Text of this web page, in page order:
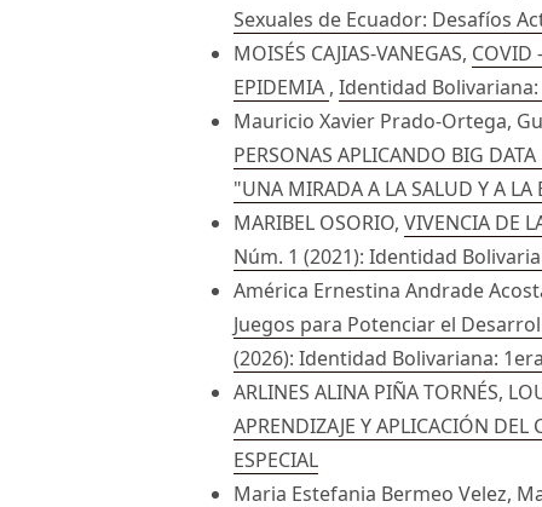
Sexuales de Ecuador: Desafíos
MOISÉS CAJIAS-VANEGAS, COVID
EPIDEMIA ,Identidad
Mauricio Xavier Prado-Ortega,
PERSONAS APLICANDO BIG
"UNA MIRADA A LA SALUD Y A
MARIBEL OSORIO,VIVENCIA DE
Núm. 1 (2021): Identidad
América Ernestina Andrade
Juegos para Potenciar el
(2026): Identidad Bolivariana:
ARLINES ALINA PIÑA TORNÉS,
APRENDIZAJE Y APLICACIÓN
ESPECIAL
Maria Estefania Bermeo Velez,